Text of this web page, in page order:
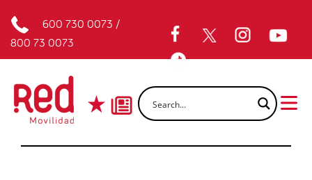
600 730 0073 /
800 73 0073